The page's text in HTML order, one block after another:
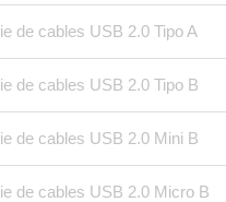
de cables USB 2.0 Tipo A
de cables USB 2.0 Tipo B
de cables USB 2.0 Mini B
de cables USB 2.0 Micro B